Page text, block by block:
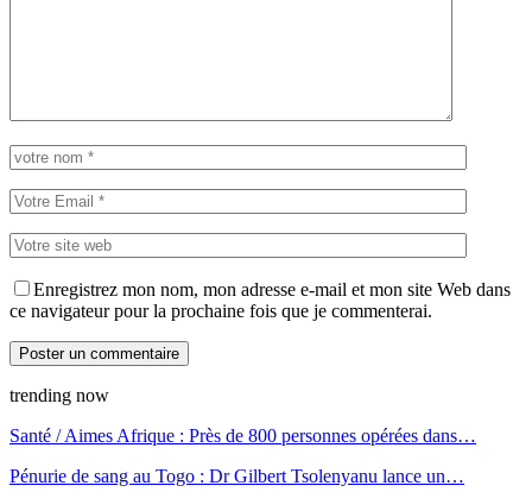
Enregistrez mon nom, mon adresse e-mail et mon site Web dans
ce navigateur pour la prochaine fois que je commenterai.
trending now
Santé / Aimes Afrique : Près de 800 personnes opérées dans…
Pénurie de sang au Togo : Dr Gilbert Tsolenyanu lance un…